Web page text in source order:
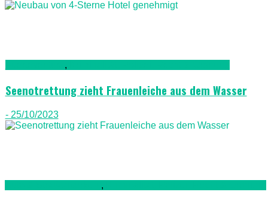
,
Seenotrettung zieht Frauenleiche aus dem Wasser
- 25/10/2023
,